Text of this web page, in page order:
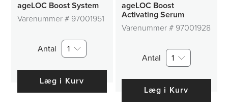
ageLOC Boost System
Varenummer # 97001951
Antal 1
Læg i Kurv
ageLOC Boost
Activating Serum
Varenummer # 97001928
Antal 1
Læg i Kurv